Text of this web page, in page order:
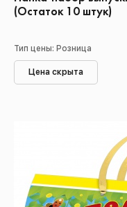
(Остаток 10 штук)
Тип цены: Розница
Цена скрыта